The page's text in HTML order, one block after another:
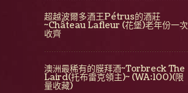
超越波爾多酒王Pétrus的酒莊
~Château Lafleur (花堡)老年份一次
收齊
澳洲最稀有的膜拜酒~Torbreck The
Laird(托布雷克領主)~ (WA:100)(限
量收藏)